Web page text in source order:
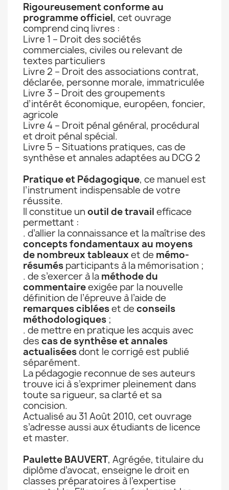
Rigoureusement conforme au
programme officiel, cet ouvrage
comprend cinq livres :
Livre 1 – Droit des sociétés
commerciales, civiles ou relevant de
textes particuliers
Livre 2 – Droit des associations contrat,
déclarée, personne morale, immatriculée
Livre 3 – Droit des groupements
d’intérêt économique, européen, foncier,
agricole
Livre 4 – Droit pénal général, procédural
et droit pénal spécial.
Livre 5 – Situations pratiques, cas de
synthèse et annales adaptées au DCG 2
Pratique et Pédagogique, ce manuel est
l’instrument indispensable de votre
réussite.
Il constitue un outil de travail efficace
permettant :
. d’allier la connaissance et la maîtrise des
concepts fondamentaux au moyens
de nombreux tableaux et de mémo-
résumés participants à la mémorisation ;
. de s’exercer à la méthode du
commentaireexigée par la nouvelle
définition de l’épreuve à l’aide de
remarques cibléeset deconseils
méthodologiques ;
. de mettre en pratique les acquis avec
des cas de synthèse et annales
actualiséesdont le corrigé est publié
séparément.
La pédagogie reconnue de ses auteurs
trouve ici à s’exprimer pleinement dans
toute sa rigueur, sa clarté et sa
concision.
Actualisé au 31 Août 2010, cet ouvrage
s’adresse aussi aux étudiants de licence
et master.
Paulette BAUVERT, Agrégée, titulaire du
diplôme d’avocat, enseigne le droit en
classes préparatoires à l’expertise